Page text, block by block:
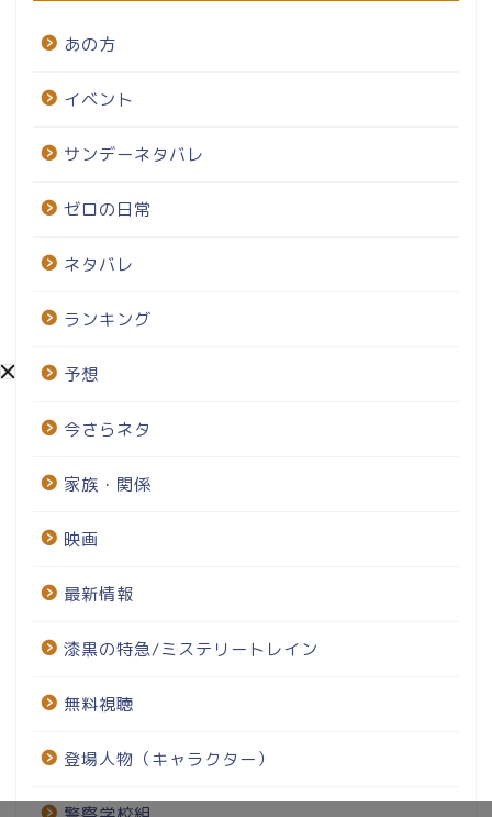
あの方
イベント
サンデーネタバレ
ゼロの日常
ネタバレ
ランキング
予想
今さらネタ
家族・関係
映画
最新情報
漆黒の特急/ミステリートレイン
無料視聴
登場人物（キャラクター）